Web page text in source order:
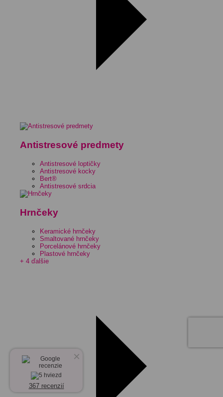
Antistresové predmety
Antistresové loptičky
Antistresové kocky
Bert®
Antistresové srdcia
Hrnčeky
Keramické hrnčeky
Smaltované hrnčeky
Porcelánové hrnčeky
Plastové hrnčeky
+ 4 ďalšie
×
367 recenzií